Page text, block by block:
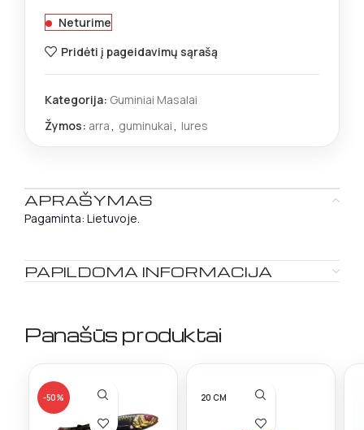
Neturime
Pridėti į pageidavimų sąrašą
Kategorija: Guminiai Masalai
Žymos: arra, guminukai, lures
APRAŠYMAS
Pagaminta: Lietuvoje.
PAPILDOMA INFORMACIJA
Panašūs produktai
-50% 20 CM